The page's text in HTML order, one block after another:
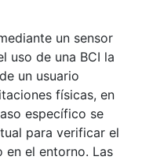
un sensor
uso de una BCI la
un usuario
físicas, en
específico se
para verificar el
en el entorno. Las